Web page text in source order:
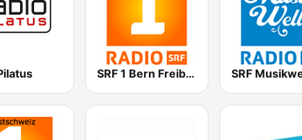
SRF 1 Bern Freibourg Wallis SRF